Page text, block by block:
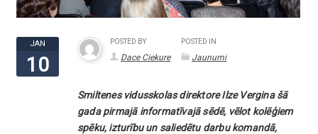
JAN
10
POSTED BY
Dace Ciekure
POSTED IN
Jaunumi
Smiltenes vidusskolas direktore Ilze Vergina šā
gada pirmajā informatīvajā sēdē, vēlot kolēģiem
spēku, izturību un saliedētu darbu komandā,